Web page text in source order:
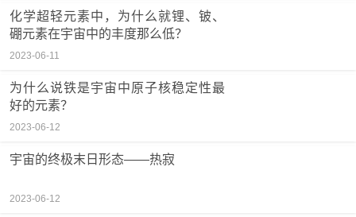
化学超轻元素中，为什么就锂、铍、
硼元素在宇宙中的丰度那么低？
2023-06-11
为什么说铁是宇宙中原子核稳定性最
好的元素？
2023-06-12
宇宙的终极末日形态——热寂
2023-06-12